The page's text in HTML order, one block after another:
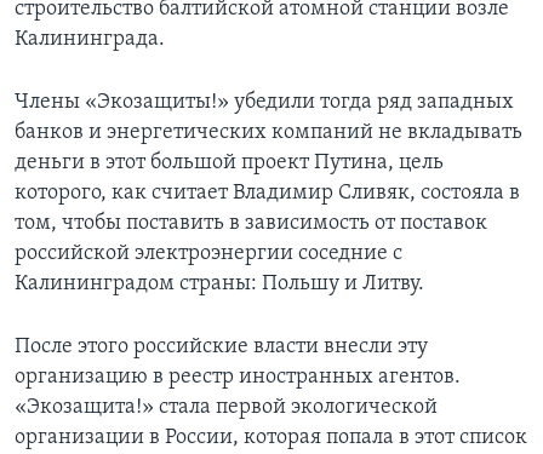
строительство балтийской атомной станции возле
Калининграда.
Члены «Экозащиты!» убедили тогда ряд западных
банков и энергетических компаний не вкладывать
деньги в этот большой проект Путина, цель
которого, как считает Владимир Сливяк, состояла в
том, чтобы поставить в зависимость от поставок
российской электроэнергии соседние с
Калининградом страны: Польшу и Литву.
После этого российские власти внесли эту
организацию в реестр иностранных агентов.
«Экозащита!» стала первой экологической
организации в России, которая попала в этот список